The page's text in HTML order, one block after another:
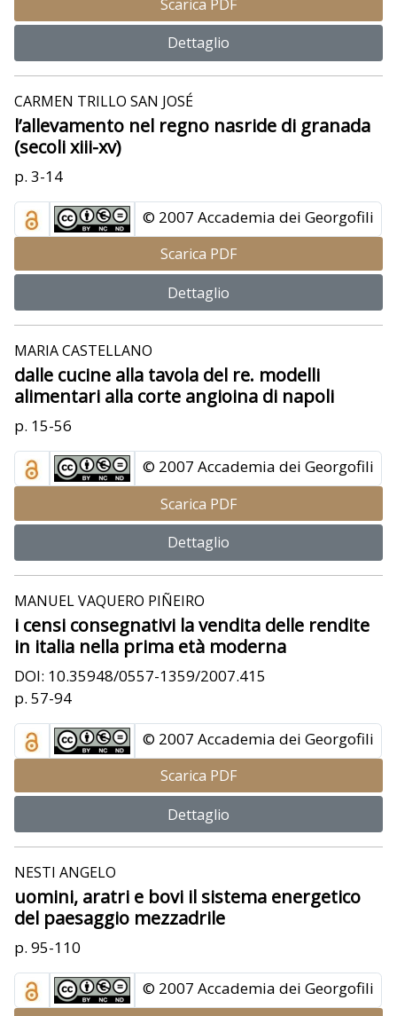
Scarica PDF
Dettaglio
CARMEN TRILLO SAN JOSÉ
l’allevamento nel regno nasride di granada
(secoli xiii-xv)
p. 3-14
© 2007 Accademia dei Georgofili
Scarica PDF
Dettaglio
MARIA CASTELLANO
dalle cucine alla tavola del re. modelli
alimentari alla corte angioina di napoli
p. 15-56
© 2007 Accademia dei Georgofili
Scarica PDF
Dettaglio
MANUEL VAQUERO PIÑEIRO
i censi consegnativi la vendita delle rendite
in italia nella prima età moderna
DOI: 10.35948/0557-1359/2007.415
p. 57-94
© 2007 Accademia dei Georgofili
Scarica PDF
Dettaglio
NESTI ANGELO
uomini, aratri e bovi il sistema energetico
del paesaggio mezzadrile
p. 95-110
© 2007 Accademia dei Georgofili